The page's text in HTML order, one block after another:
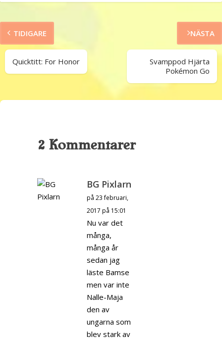
TIDIGARE
Quicktitt: For Honor
NÄSTA
Svamppod Hjärta
Pokémon Go
2 Kommentarer
BG Pixlarn
på 23 februari,
2017 på 15:01
Nu var det
många,
många år
sedan jag
läste Bamse
men var inte
Nalle-Maja
den av
ungarna som
blev stark av